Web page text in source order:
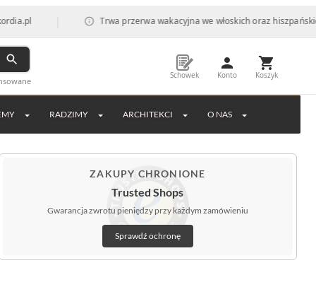
Trwa przerwa wakacyjna we włoskich oraz hiszpańskich
Schowek Konto Koszyk
RADZIMY ARCHITEKCI O NAS
ZAKUPY CHRONIONE
Trusted Shops
Gwarancja zwrotu pieniędzy przy każdym zamówieniu
Sprawdź ochronę